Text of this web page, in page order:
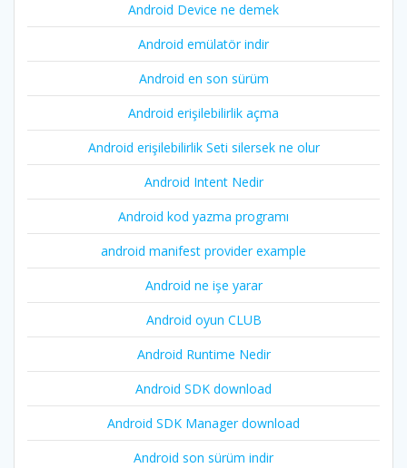
Android Device ne demek
Android emülatör indir
Android en son sürüm
Android erişilebilirlik açma
Android erişilebilirlik Seti silersek ne olur
Android Intent Nedir
Android kod yazma programı
android manifest provider example
Android ne işe yarar
Android oyun CLUB
Android Runtime Nedir
Android SDK download
Android SDK Manager download
Android son sürüm indir